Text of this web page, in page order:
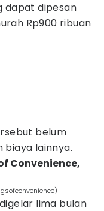
dapat dipesan
Rp900 ribuan
belum
biaya lainnya.
Convenience,
lima bulan